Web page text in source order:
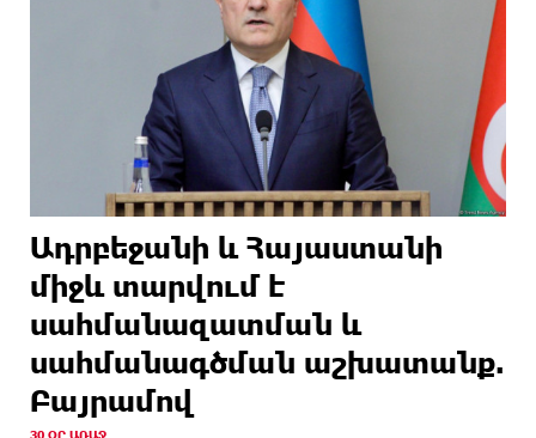
Ադրբեջանի և Հայաստանի
միջև տարվում է
սահմանազատման և
սահմանագծման աշխատանք.
Բայրամով
30 ՕՐ ԱՌԱՋ